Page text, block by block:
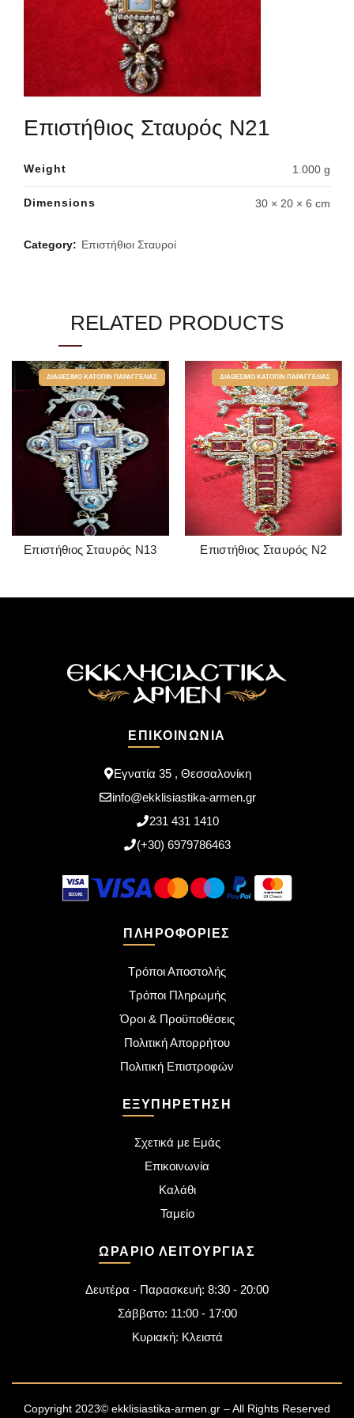
Επιστήθιος Σταυρός Ν21
Weight 1.000 g
Dimensions 30 × 20 × 6 cm
Category: Επιστήθιοι Σταυροί
RELATED PRODUCTS
ΔΙΑΘΈΣΙΜΟ ΚΑΤΌΠΙΝ ΠΑΡΑΓΓΕΛΊΑΣ
READ MORE
Επιστήθιος Σταυρός Ν13
ΔΙΑΘΈΣΙΜΟ ΚΑΤΌΠΙΝ ΠΑΡΑΓΓΕΛΊΑΣ
READ MORE
Επιστήθιος Σταυρός Ν2
ΕΠΙΚΟΙΝΩΝΊΑ
Εγνατία 35 , Θεσσαλονίκη
info@ekklisiastika-armen.gr
231 431 1410
(+30) 6979786463
ΠΛΗΡΟΦΟΡΊΕΣ
Τρόποι Αποστολής
Τρόποι Πληρωμής
Όροι & Προϋποθέσεις
Πολιτική Απορρήτου
Πολιτική Επιστροφών
ΕΞΥΠΗΡΈΤΗΣΗ
Σχετικά με Εμάς
Επικοινωνία
Καλάθι
Ταμείο
ΩΡΆΡΙΟ ΛΕΙΤΟΥΡΓΊΑΣ
Δευτέρα - Παρασκευή: 8:30 - 20:00
Σάββατο: 11:00 - 17:00
Κυριακή: Κλειστά
Copyright 2023© ekklisiastika-armen.gr – All Rights Reserved